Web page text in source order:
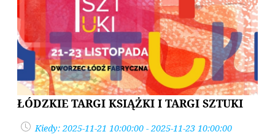
ŁÓDZKIE TARGI KSIĄŻKI I TARGI SZTUKI
Kiedy: 2025-11-21 10:00:00 - 2025-11-23 10:00:00